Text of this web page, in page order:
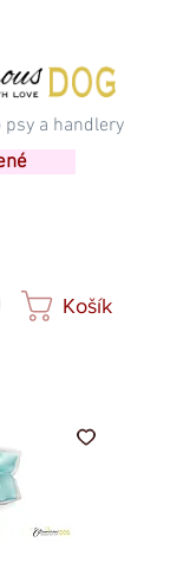
psy a handlery
Košík